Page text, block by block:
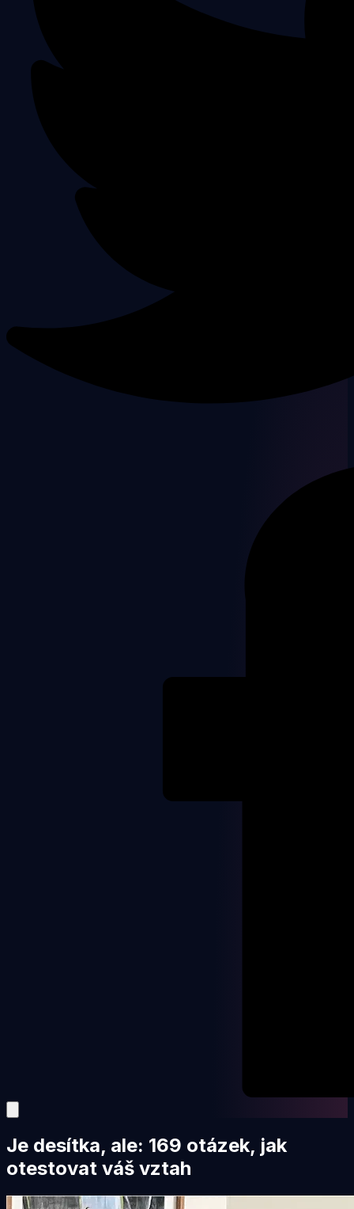
Je desítka, ale: 169 otázek, jak
otestovat váš vztah